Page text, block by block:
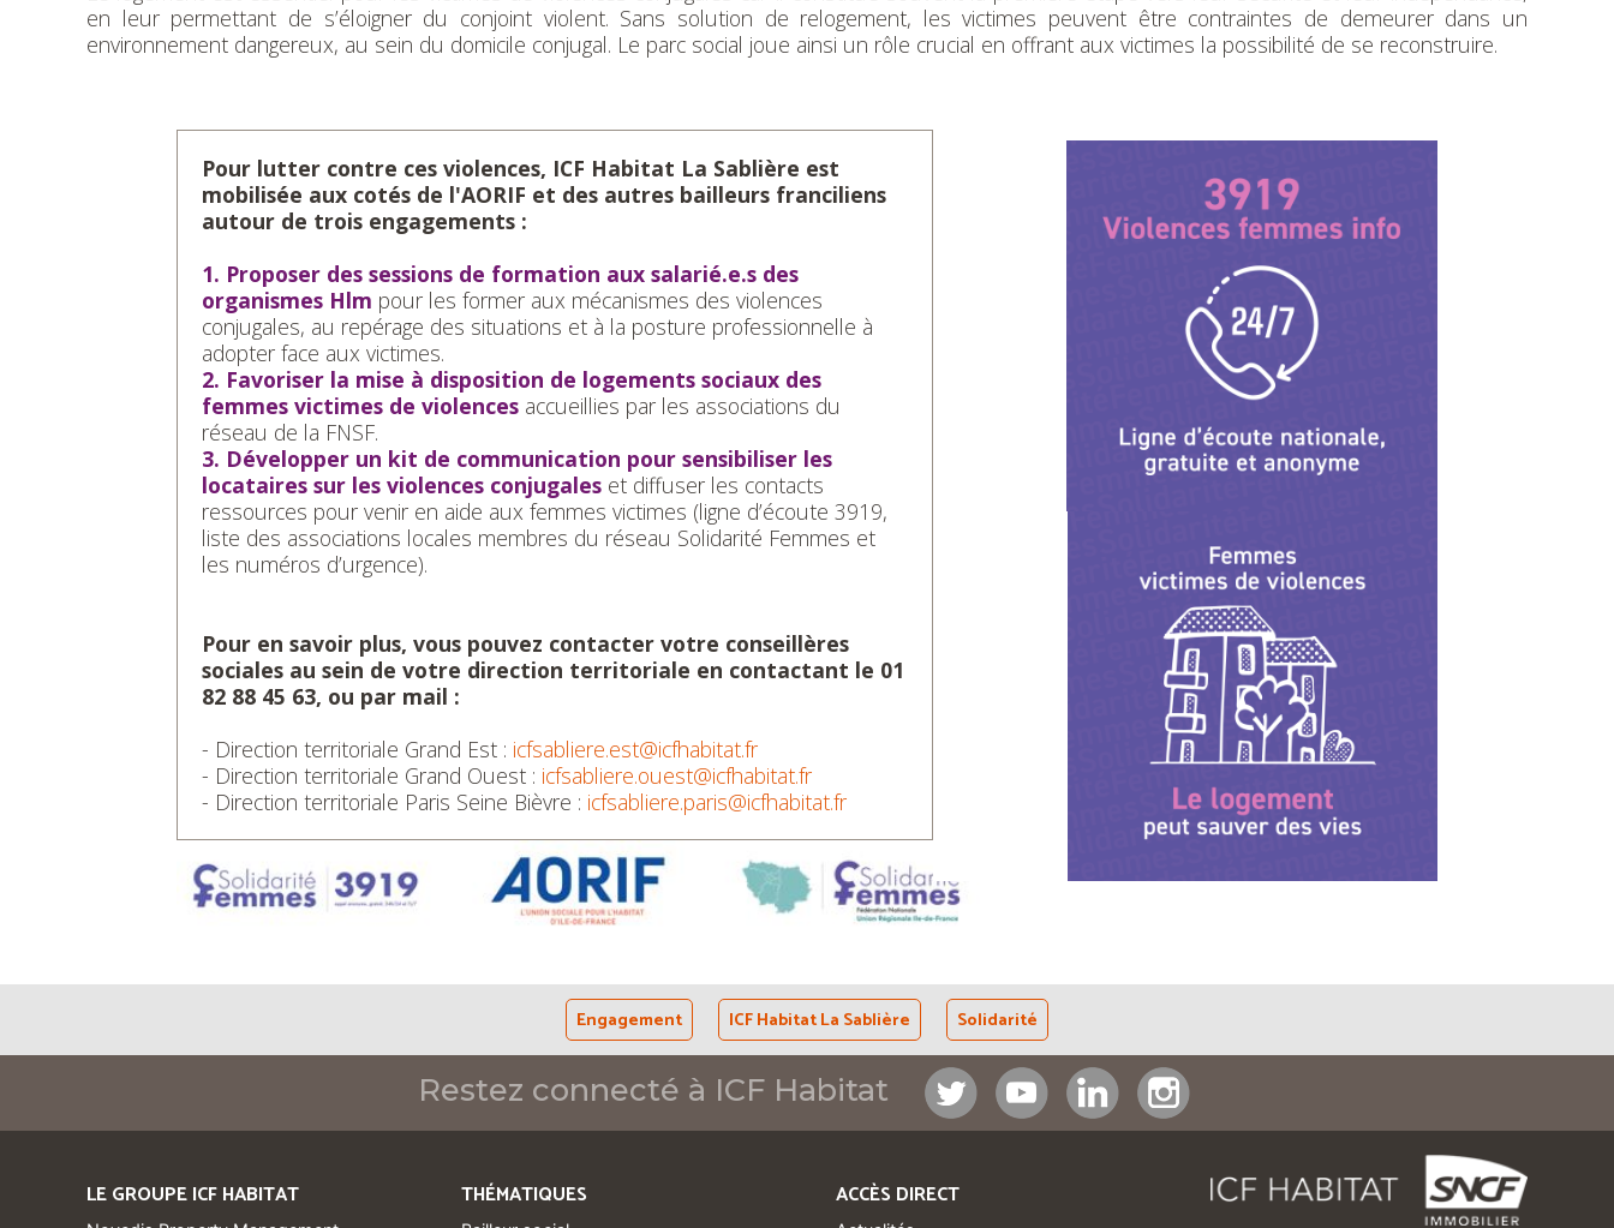
en leur permettant de s’éloigner du conjoint violent. Sans solution de relogement, les victimes peuvent être contraintes de demeurer dans un
environnement dangereux, au sein du domicile conjugal. Le parc social joue ainsi un rôle crucial en offrant aux victimes la possibilité de se reconstruire.
Pour lutter contre ces violences, ICF Habitat La Sablière est
mobilisée aux cotés de l'AORIF et des autres bailleurs franciliens
autour de trois engagements :
1. Proposer des sessions de formation aux salarié.e.s des
organismes Hlm pour les former aux mécanismes des violences
conjugales, au repérage des situations et à la posture professionnelle à
adopter face aux victimes.
2. Favoriser la mise à disposition de logements sociaux des
femmes victimes de violences accueillies par les associations du
réseau de la FNSF.
3. Développer un kit de communication pour sensibiliser les
locataires sur les violences conjugales et diffuser les contacts
ressources pour venir en aide aux femmes victimes (ligne d’écoute 3919,
liste des associations locales membres du réseau Solidarité Femmes et
les numéros d’urgence).
Pour en savoir plus, vous pouvez contacter votre conseillères
sociales au sein de votre direction territoriale en contactant le 01
82 88 45 63, ou par mail :
- Direction territoriale Grand Est : icfsabliere.est@icfhabitat.fr
- Direction territoriale Grand Ouest : icfsabliere.ouest@icfhabitat.fr
- Direction territoriale Paris Seine Bièvre : icfsabliere.paris@icfhabitat.fr
Engagement ICF Habitat La Sablière Solidarité
Restez connecté à ICF Habitat
LE GROUPE ICF HABITAT THÉMATIQUES ACCÈS DIRECT